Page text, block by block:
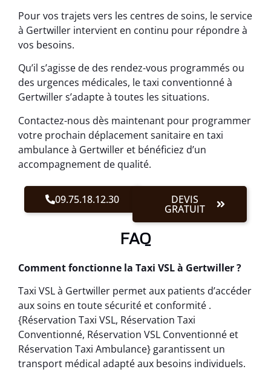
Pour vos trajets vers les centres de soins, le service
à Gertwiller intervient en continu pour répondre à
vos besoins.
Qu’il s’agisse de des rendez-vous programmés ou
des urgences médicales, le taxi conventionné à
Gertwiller s’adapte à toutes les situations.
Contactez-nous dès maintenant pour programmer
votre prochain déplacement sanitaire en taxi
ambulance à Gertwiller et bénéficiez d’un
accompagnement de qualité.
09.75.18.12.30 DEVIS
GRATUIT
FAQ
Comment fonctionne la Taxi VSL à Gertwiller ?
Taxi VSL à Gertwiller permet aux patients d’accéder
aux soins en toute sécurité et conformité .
{Réservation Taxi VSL, Réservation Taxi
Conventionné, Réservation VSL Conventionné et
Réservation Taxi Ambulance} garantissent un
transport médical adapté aux besoins individuels.